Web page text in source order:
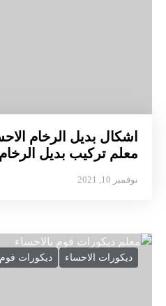
معلم تركيب بديل الرخام
نوفمبر 10, 2021
ديكورات الاحساء ديكورات